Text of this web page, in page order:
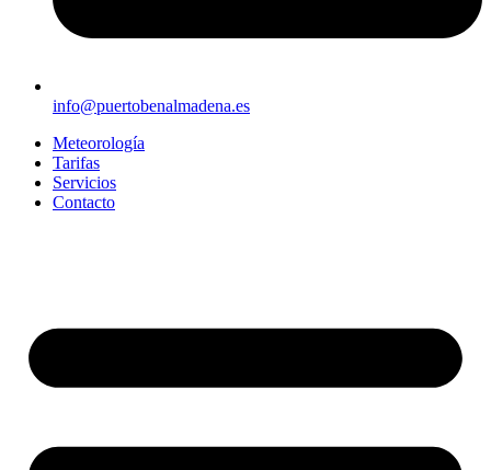
info@puertobenalmadena.es
Meteorología
Tarifas
Servicios
Contacto